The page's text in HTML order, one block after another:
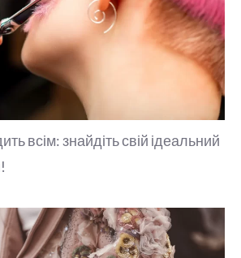
всім: знайдіть свій ідеальний